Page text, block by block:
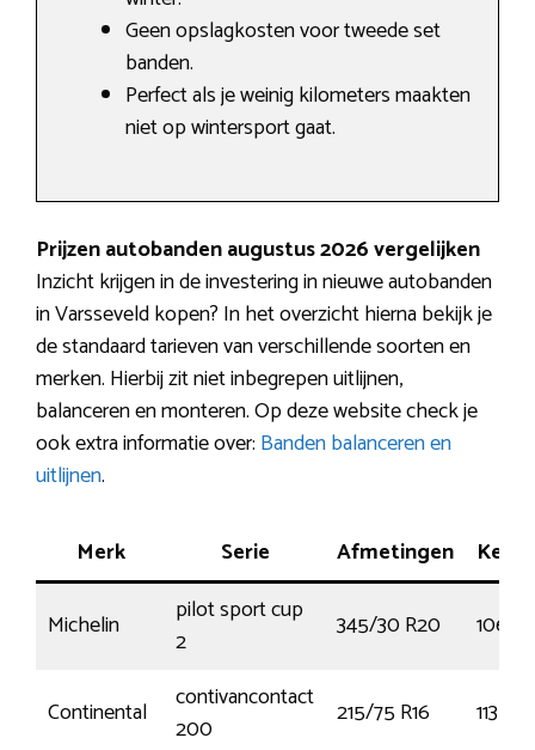
Geen opslagkosten voor tweede set
banden.
Perfect als je weinig kilometers maakten
niet op wintersport gaat.
Prijzen autobanden augustus 2026 vergelijken
Inzicht krijgen in de investering in nieuwe autobanden
in Varsseveld kopen? In het overzicht hierna bekijk je
de standaard tarieven van verschillende soorten en
merken. Hierbij zit niet inbegrepen uitlijnen,
balanceren en monteren. Op deze website check je
ook extra informatie over: Banden balanceren en
uitlijnen.
Merk Serie Afmetingen
Michelin
pilot sport cup
2
345/30 R20 106Y
Continental
contivancontact
200
215/75 R16
113R